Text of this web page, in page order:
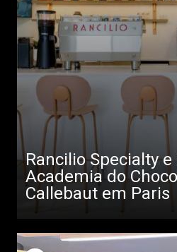
Rancilio Specialty e
Academia do
Callebaut em Paris